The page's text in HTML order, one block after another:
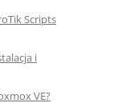
Scripts
i
VE?